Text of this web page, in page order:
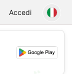
Accedi